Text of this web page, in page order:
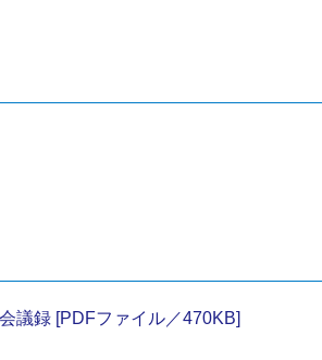
議録 [PDFファイル／470KB]